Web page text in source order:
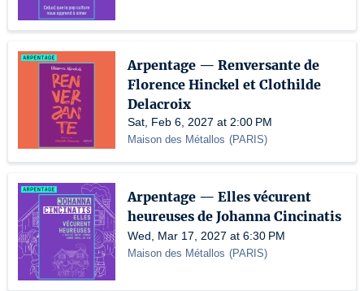
Arpentage — Renversante de
Florence Hinckel et Clothilde
Delacroix
Sat, Feb 6, 2027 at 2:00 PM
Maison des Métallos (PARIS)
Arpentage — Elles vécurent
heureuses de Johanna Cincinatis
Wed, Mar 17, 2027 at 6:30 PM
Maison des Métallos (PARIS)